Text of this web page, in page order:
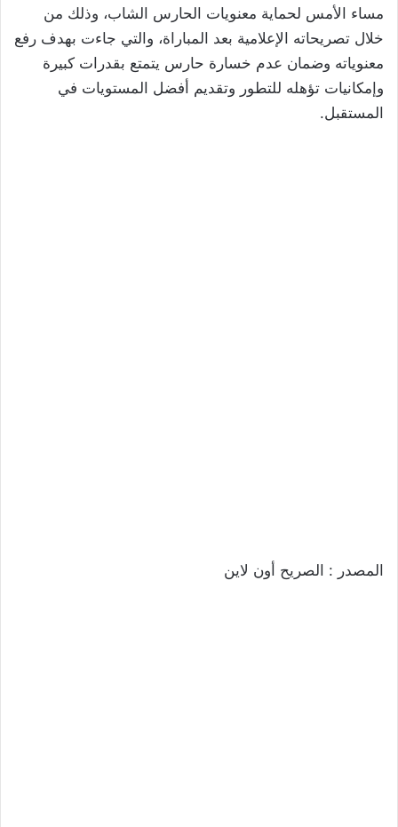
مساء الأمس لحماية معنويات الحارس الشاب، وذلك من
خلال تصريحاته الإعلامية بعد المباراة، والتي جاءت بهدف رفع
معنوياته وضمان عدم خسارة حارس يتمتع بقدرات كبيرة
وإمكانيات تؤهله للتطور وتقديم أفضل المستويات في
المستقبل.
المصدر : الصريح أون لاين